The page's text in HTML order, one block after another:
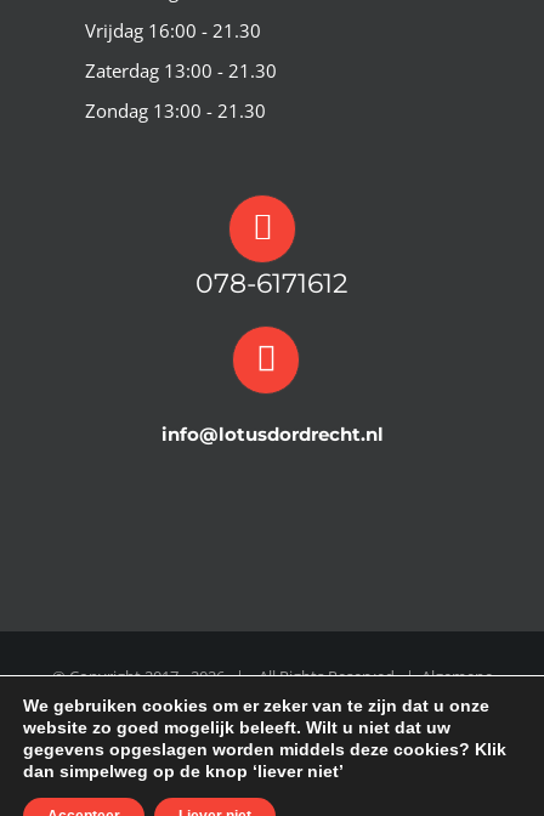
Vrijdag 16:00 - 21.30
Zaterdag 13:00 - 21.30
Zondag 13:00 - 21.30
078-6171612
info@lotusdordrecht.nl
© Copyright 2017 -2026 | All Rights Reserved |Algemene
Voorwaarden|COOKIE POLICY|Disclaimer|Privacy Policy
Facebook
We gebruiken cookies om er zeker van te zijn dat u onze
website zo goed mogelijk beleeft. Wilt u niet dat uw
gegevens opgeslagen worden middels deze cookies? Klik
dan simpelweg op de knop ‘liever niet’